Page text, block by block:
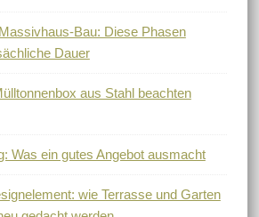
Bau: Diese Phasen
Dauer
aus Stahl beachten
Was ein gutes Angebot ausmacht
wie Terrasse und Garten